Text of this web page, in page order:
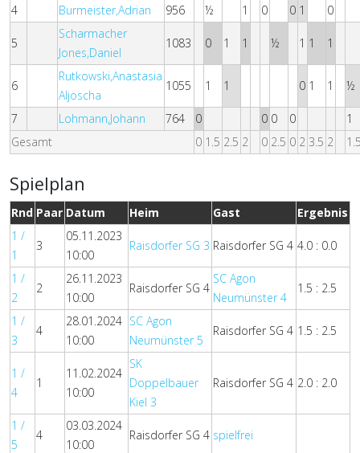
4
Burmeister,Adrian 956 ½ 1 0 0 1 0
5
Scharmacher
Jones,Daniel
1083 0 1 1 ½ 1 1 1
6
Rutkowski,Anastasia
Aljoscha
1055 1 1 0 1 1 ½
7 Lohmann,Johann 764 0 0 0 0
1
Gesamt
0 1.5 2.5 2 0 2.5 0 2 3.5 2
Spielplan
Rnd Paar Datum Heim Gast
Ergebnis
1 /
1
3
05.11.2023
10:00
Raisdorfer SG 3 Raisdorfer SG 4 4.0 : 0.0
1 /
2
2
26.11.2023
10:00
Raisdorfer SG 4
SC Agon
Neumünster 4
1.5 : 2.5
1 /
3
4
28.01.2024
10:00
SC Agon
Neumünster 5
Raisdorfer SG 4 1.5 : 2.5
1 /
4
1
11.02.2024
10:00
SK
Doppelbauer
Kiel 3
Raisdorfer SG 4 2.0 : 2.0
1 /
5
4
03.03.2024
10:00
Raisdorfer SG 4 spielfrei